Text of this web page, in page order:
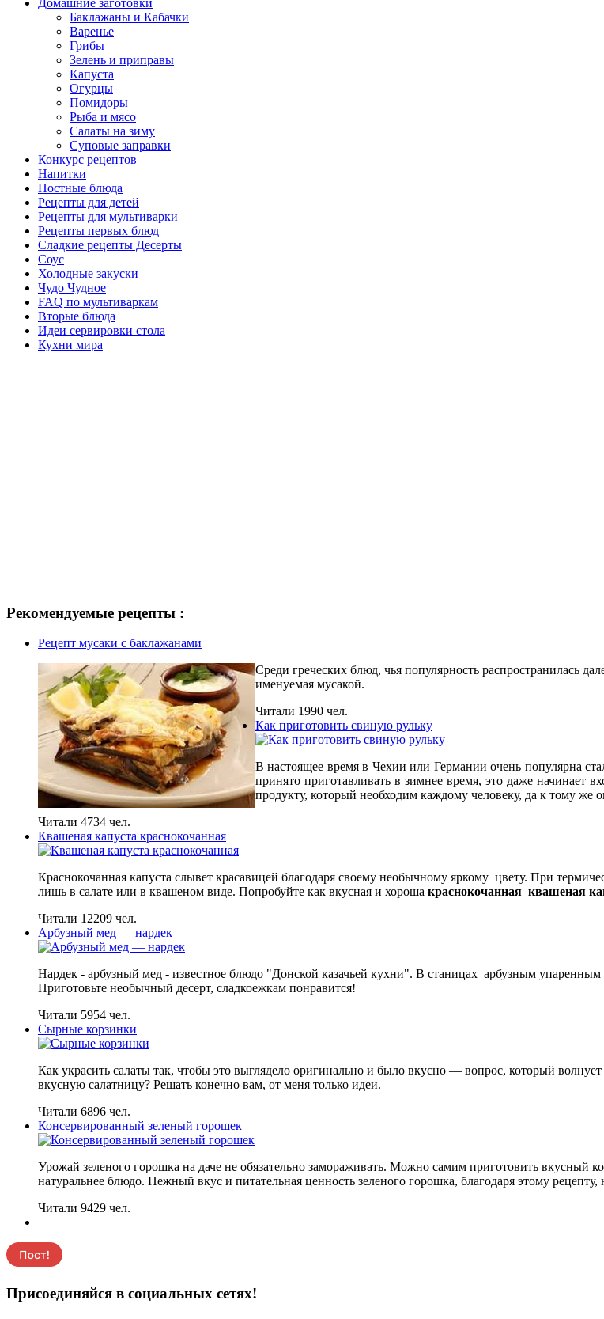
Баклажаны и Кабачки
Варенье
Грибы
Зелень и приправы
Капуста
Огурцы
Помидоры
Рыба и мясо
Салаты на зиму
Суповые заправки
Конкурс рецептов
Напитки
Постные блюда
Рецепты для детей
Рецепты для мультиварки
Рецепты первых блюд
Сладкие рецепты Десерты
Соус
Холодные закуски
Чудо Чудное
FAQ по мультиваркам
Вторые блюда
Идеи сервировки стола
Кухни мира
Рекомендуемые рецепты :
Рецепт мусаки с баклажанами
Среди греческих блюд, чья популярность распространилась
именуемая мусакой.
Читали 1990 чел.
Как приготовить свиную рульку
В настоящее время в Чехии или Германии очень популярна
принято приготавливать в зимнее время, это даже начинает
продукту, который необходим каждому человеку, да к тому же
Читали 4734 чел.
Квашеная капуста краснокочанная
Краснокочанная капуста слывет красавицей благодаря своему необычному яркому цвету. При
лишь в салате или в квашеном виде. Попробуйте как вкусная и хороша краснокочанная квашеная
Читали 12209 чел.
Арбузный мед — нардек
Нардек - арбузный мед - известное блюдо "Донской казачьей кухни". В станицах арбузным
Приготовьте необычный десерт, сладкоежкам понравится!
Читали 5954 чел.
Сырные корзинки
Как украсить салаты так, чтобы это выглядело оригинально и было вкусно — вопрос, который
вкусную салатницу? Решать конечно вам, от меня только идеи.
Читали 6896 чел.
Консервированный зеленый горошек
Урожай зеленого горошка на даче не обязательно замораживать. Можно самим приготовить вкусный
натуральнее блюдо. Нежный вкус и питательная ценность зеленого горошка, благодаря этому рецепту,
Читали 9429 чел.
Присоединяйся в социальных сетях!